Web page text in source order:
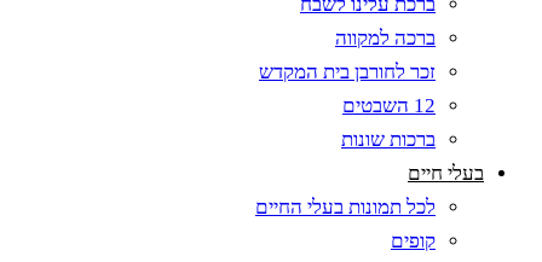
ברכת עלינו לשבח
ברכה למקווה
זכר לחורבן בית המקדש
12 השבטים
ברכות שונות
בעלי חיים
לכל תמונות בעלי החיים
קופים